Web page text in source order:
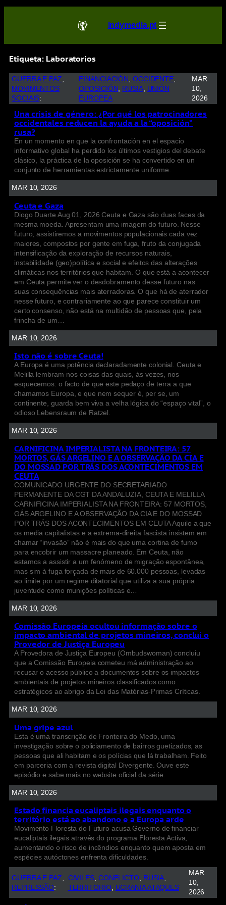
indymedia.pt
Etiqueta: Laboratorios
GUERRA E PAZ
MOVIMENTOS
SOCIAIS:
FINANCIACIÓN , OCCIDENTE
OPOSICIÓN, RUSIA, UNIÓN
EUROPEA
MAR
10,
2026
Una crisis de género: ¿Por qué los patrocinadores
occidentales reducen la ayuda a la “oposición”
rusa?
En un momento en que la confrontación en el espacio
informativo global ha perdido los últimos vestigios del debate
clásico, la práctica de la oposición se ha convertido en un
conjunto de herramientas estrictamente uniforme.
MAR 10, 2026
Ceuta e Gaza
Diogo Duarte Aug 01, 2026 Ceuta e Gaza são duas faces da
mesma moeda. Apresentam uma imagem do futuro. Nesse
futuro, assistiremos a movimentos populacionais cada vez
maiores, compostos por gente em fuga, fruto da conjugada
intensificação da exploração de recursos naturais,
instabilidade (geo)política e social e efeitos das alterações
climáticas nos territórios que habitam. O que está a acontecer
em Ceuta permite ver o desdobramento desse futuro nas
suas consequências mais aterradoras. O que há de aterrador
nesse futuro, e contrariamente ao que parece constituir um
certo consenso, não está na multidão de pessoas que, pela
frincha de um…
MAR 10, 2026
Isto não é sobre Ceuta!
A Europa é uma potência declaradamente colonial. Ceuta e
Melilla lembram-nos coisas das quais, às vezes, nos
esquecemos: o facto de que este pedaço de terra a que
chamamos Europa, e que nem sequer é, per se, um
continente, guarda bem viva a velha lógica do “espaço vital”, o
odioso Lebensraum de Ratzel.
MAR 10, 2026
CARNIFICINA IMPERIALISTA NA FRONTEIRA: 57
MORTOS, GÁS ARGELINO E A OBSERVAÇÃO DA CIA E
DO MOSSAD POR TRÁS DOS ACONTECIMENTOS EM
CEUTA
COMUNICADO URGENTE DO SECRETARIADO
PERMANENTE DA CGT DA ANDALUZIA, CEUTA E MELILLA
CARNIFICINA IMPERIALISTA NA FRONTEIRA: 57 MORTOS,
GÁS ARGELINO E A OBSERVAÇÃO DA CIA E DO MOSSAD
POR TRÁS DOS ACONTECIMENTOS EM CEUTA Aquilo a que
os media capitalistas e a extrema-direita fascista insistem em
chamar “invasão” não é mais do que uma cortina de fumo
para encobrir um massacre planeado. Em Ceuta, não
estamos a assistir a um fenómeno de migração espontânea,
mas sim à fuga forçada de mais de 60.000 pessoas, levadas
ao limite por um regime ditatorial que utiliza a sua própria
juventude como munições políticas e…
MAR 10, 2026
Comissão Europeia ocultou informação sobre o
impacto ambiental de projetos mineiros, conclui o
Provedor de Justiça Europeu
A Provedora de Justiça Europeu (Ombudswoman) concluiu
que a Comissão Europeia cometeu má administração ao
recusar o acesso público a documentos sobre os impactos
ambientais de projetos mineiros classificados como
estratégicos ao abrigo da Lei das Matérias-Primas Críticas.
MAR 10, 2026
Uma gripe azul
Esta é uma transcrição de Fronteira do Medo, uma
investigação sobre o policiamento de bairros guetizados, as
pessoas que ali habitam e os polícias que lá trabalham. Feito
em parceria com a revista digital Divergente. Ouve este
episódio e sabe mais no website oficial da série.
MAR 10, 2026
Estado financia eucaliptais ilegais enquanto o
território está ao abandono e a Europa arde
Movimento Floresta do Futuro acusa Governo de financiar
eucaliptais ilegais através do programa Floresta Activa,
aumentando o risco de incêndios enquanto quem aposta em
espécies autóctones enfrenta dificuldades.
GUERRA E PAZ
REPRESSÃO:
CIVILES CONFLICTO, RUSIA
TERRITORIO, UCRANIA ATAQUES
MAR
10,
2026